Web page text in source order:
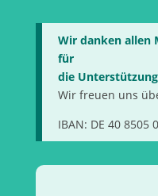
Wir danken allen
für
die
Wir freuen uns
IBAN: DE 40 8505